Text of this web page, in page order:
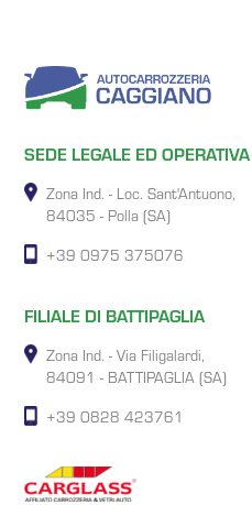
SEDE LEGALE ED OPERATIVA
Zona Ind. - Loc. Sant'Antuono,
84035 - Polla (SA)
+39 0975 375076
FILIALE DI BATTIPAGLIA
Zona Ind. - Via Filigalardi,
84091 - BATTIPAGLIA (SA)
+39 0828 423761